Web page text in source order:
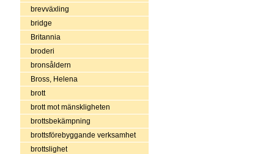
brevväxling
bridge
Britannia
broderi
bronsåldern
Bross, Helena
brott
brott mot mänskligheten
brottsbekämpning
brottsförebyggande verksamhet
brottslighet